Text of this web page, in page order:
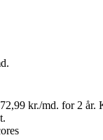
kr./md. for 2 år.